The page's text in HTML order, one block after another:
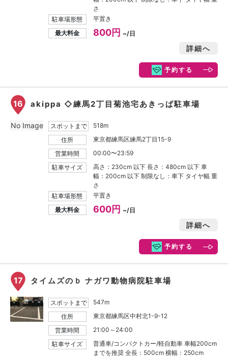
さ
駐車場形態
平置き
最大料金
800円 ~/日
詳細へ
予約する
16 akippa ◇練馬2丁目菊池宅あきっぱ駐車場
スポットまで
518m
住所
東京都練馬区練馬2丁目15-9
営業時間
00:00〜23:59
駐車サイズ
高さ：230cm 以下 長さ：480cm 以下 車
幅：200cm 以下 制限なし：車下 タイヤ幅 重
さ
駐車場形態
平置き
最大料金
600円 ~/日
詳細へ
予約する
No Image
17 タイムズのｂ ナガワ動物病院駐車場
スポットまで
547m
住所
東京都練馬区中村北1-9-12
営業時間
21:00～24:00
駐車サイズ
普通車/コンパクトカー/軽自動車 車幅200cm
までを推奨 全長：500cm 横幅：250cm